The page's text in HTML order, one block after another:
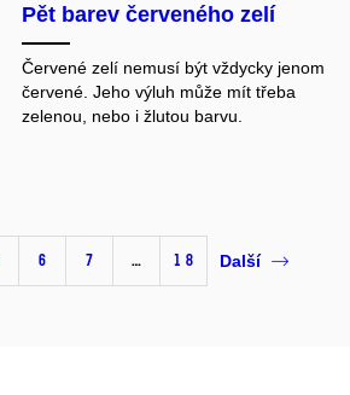
Pět barev červeného zelí
Červené zelí nemusí být vždycky jenom
červené. Jeho výluh může mít třeba
zelenou
nebo i žlutou barvu.
6 7 … 18 Další